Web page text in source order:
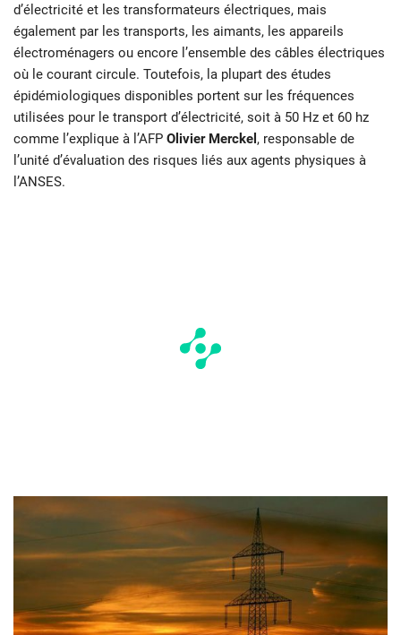
d’électricité et les transformateurs électriques, mais
également par les transports, les aimants, les appareils
électroménagers ou encore l’ensemble des câbles électriques
où le courant circule. Toutefois, la plupart des études
épidémiologiques disponibles portent sur les fréquences
utilisées pour le transport d’électricité, soit à 50 Hz et 60 hz
comme l’explique à l’AFP Olivier Merckel , responsable de
l’unité d’évaluation des risques liés aux agents physiques à
l’ANSES.